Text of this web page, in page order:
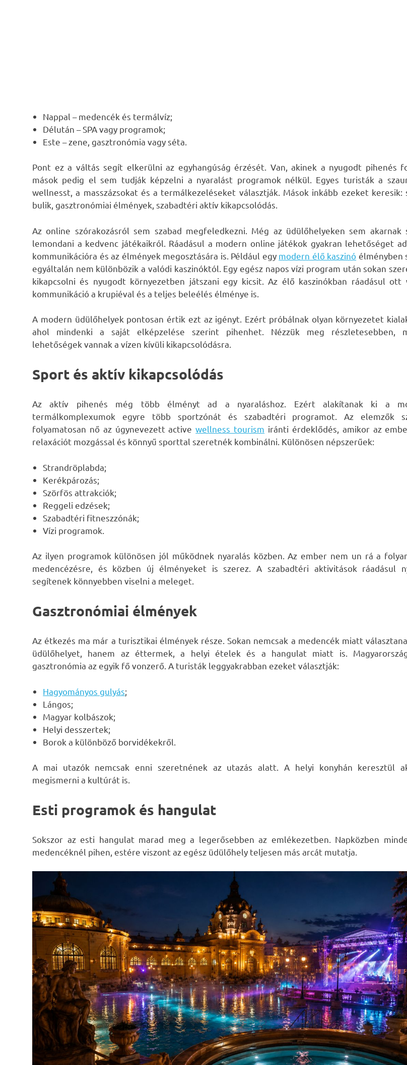
Nappal – medencék és termálvíz;
Délután – SPA vagy programok;
Este – zene, gasztronómia vagy séta.
Pont ez a váltás segít elkerülni az egyhangúság érzését. Van, akinek a nyugodt pihenés
mások pedig el sem tudják képzelni a nyaralást programok nélkül. Egyes turisták a
wellnesst, a masszázsokat és a termálkezeléseket választják. Mások inkább ezeket keresik:
bulik, gasztronómiai élmények, szabadtéri aktív kikapcsolódás.
Az online szórakozásról sem szabad megfeledkezni. Még az üdülőhelyeken sem akarnak
lemondani a kedvenc játékaikról. Ráadásul a modern online játékok gyakran lehetőséget
kommunikációra és az élmények megosztására is. Például egy modern élő kaszinó élményben
egyáltalán nem különbözik a valódi kaszinóktól. Egy egész napos vízi program után sokan
kikapcsolni és nyugodt környezetben játszani egy kicsit. Az élő kaszinókban ráadásul ott
kommunikáció a krupiéval és a teljes beleélés élménye is.
A modern üdülőhelyek pontosan értik ezt az igényt. Ezért próbálnak olyan környezetet
ahol mindenki a saját elképzelése szerint pihenhet. Nézzük meg részletesebben,
lehetőségek vannak a vízen kívüli kikapcsolódásra.
Sport és aktív kikapcsolódás
Az aktív pihenés még több élményt ad a nyaraláshoz. Ezért alakítanak ki a
termálkomplexumok egyre több sportzónát és szabadtéri programot. Az elemzők
folyamatosan nő az úgynevezett activewellness tourism iránti érdeklődés, amikor az
relaxációt mozgással és könnyű sporttal szeretnék kombinálni. Különösen népszerűek:
Strandröplabda;
Kerékpározás;
Szörfös attrakciók;
Reggeli edzések;
Szabadtéri fitneszzónák;
Vízi programok.
Az ilyen programok különösen jól működnek nyaralás közben. Az ember nem un rá a
medencézésre, és közben új élményeket is szerez. A szabadtéri aktivitások ráadásul
segítenek könnyebben viselni a meleget.
Gasztronómiai élmények
Az étkezés ma már a turisztikai élmények része. Sokan nemcsak a medencék miatt
üdülőhelyet, hanem az éttermek, a helyi ételek és a hangulat miatt is.
gasztronómia az egyik fő vonzerő. A turisták leggyakrabban ezeket választják:
Hagyományos gulyás;
Lángos;
Magyar kolbászok;
Helyi desszertek;
Borok a különböző borvidékekről.
A mai utazók nemcsak enni szeretnének az utazás alatt. A helyi konyhán keresztül
megismerni a kultúrát is.
Esti programok és hangulat
Sokszor az esti hangulat marad meg a legerősebben az emlékezetben. Napközben
medencéknél pihen, estére viszont az egész üdülőhely teljesen más arcát mutatja.